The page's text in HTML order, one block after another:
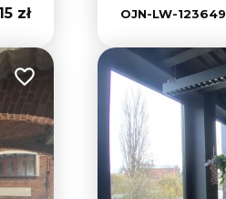
zł OJN-LW-123649
Dodaj do ulubionych